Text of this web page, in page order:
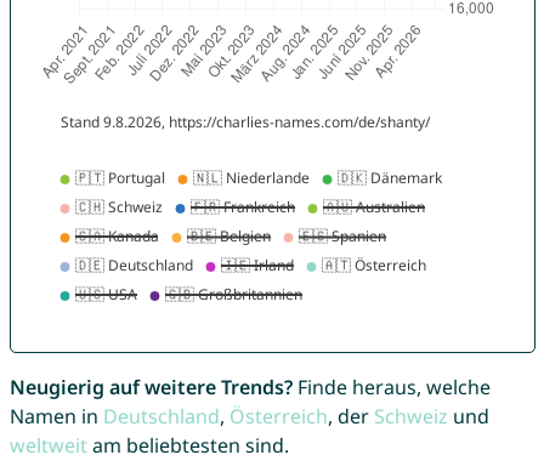
Neugierig auf weitere Trends?Finde heraus, welche
Namen in Deutschland, Österreich, der Schweiz und
weltweitam beliebtesten sind.